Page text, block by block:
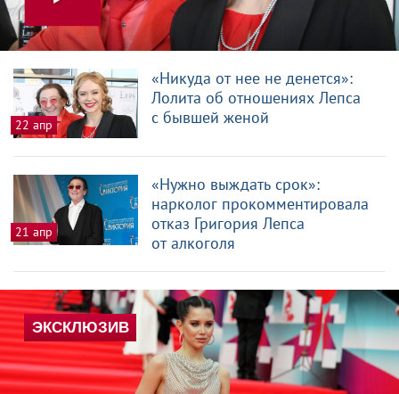
22 апр
«Никуда от нее не денется»:
Лолита об отношениях Лепса
с бывшей женой
21 апр
«Нужно выждать срок»:
нарколог прокомментировала
отказ Григория Лепса
от алкоголя